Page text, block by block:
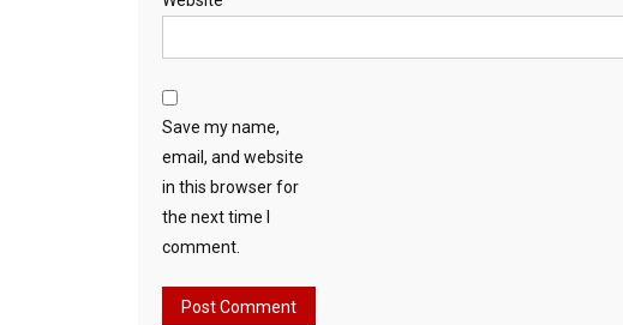
Save my name,
email, and website
in this browser for
the next time I
comment.